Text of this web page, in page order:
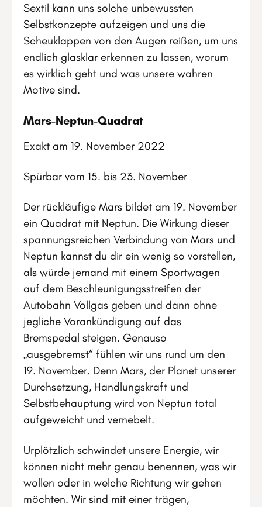
Sextil kann uns solche unbewussten
Selbstkonzepte aufzeigen und uns die
Scheuklappen von den Augen reißen, um uns
endlich glasklar erkennen zu lassen, worum
es wirklich geht und was unsere wahren
Motive sind.
Mars-Neptun-Quadrat
Exakt am 19. November 2022
Spürbar vom 15. bis 23. November
Der rückläufige Mars bildet am 19. November
ein Quadrat mit Neptun. Die Wirkung dieser
spannungsreichen Verbindung von Mars und
Neptun kannst du dir ein wenig so vorstellen,
als würde jemand mit einem Sportwagen
auf dem Beschleunigungsstreifen der
Autobahn Vollgas geben und dann ohne
jegliche Vorankündigung auf das
Bremspedal steigen. Genauso
„ausgebremst“ fühlen wir uns rund um den
19. November. Denn Mars, der Planet unserer
Durchsetzung, Handlungskraft und
Selbstbehauptung wird von Neptun total
aufgeweicht und vernebelt.
Urplötzlich schwindet unsere Energie, wir
können nicht mehr genau benennen, was wir
wollen oder in welche Richtung wir gehen
möchten. Wir sind mit einer trägen,